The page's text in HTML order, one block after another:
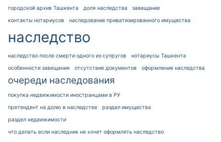
городской архив Ташкента доля наследства
завещание
контакты нотариусов
наследование приватизированного имущества
наследство
наследство после смерти одного из супругов
нотариусы Ташкента
особенности завещания
отсутствие документов оформление наследства
очереди наследования
покупка недвижимости иностранцами в РУ
претендент на долю в наследстве
раздел имущества
раздел недвижимости
что делать если наследник не хочет оформлять наследство